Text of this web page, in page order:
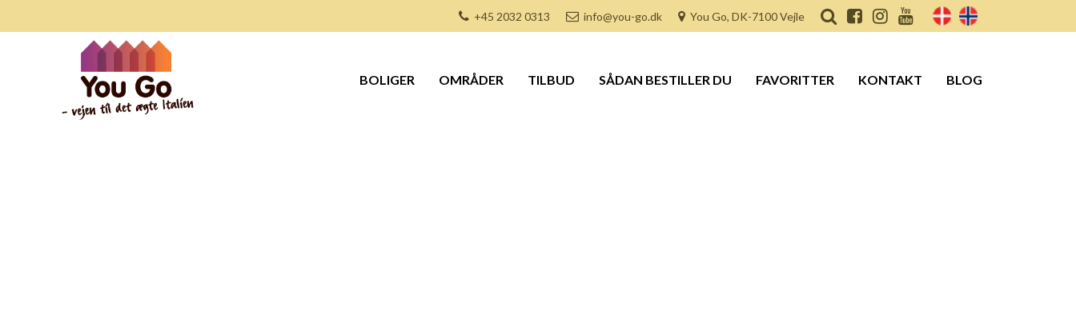
+45 2032 0313 info@you-go.dk You Go, DK-7100 Vejle
BOLIGER OMRÅDER TILBUD SÅDAN BESTILLER DU FAVORITTER KONTAKT BLOG